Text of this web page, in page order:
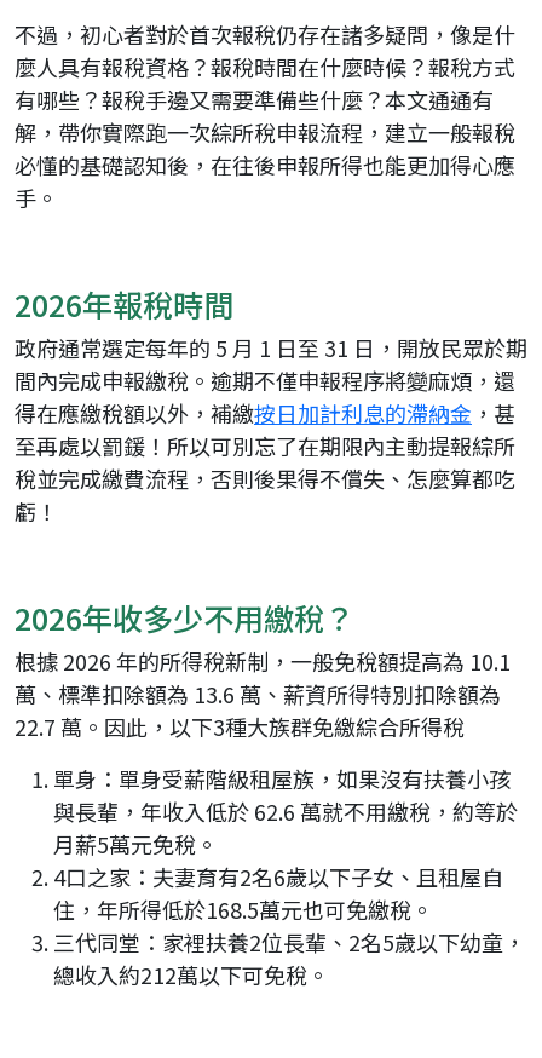
不過，初心者對於首次報稅仍存在諸多疑問，像是什
麼人具有報稅資格？報稅時間在什麼時候？報稅方式
有哪些？報稅手邊又需要準備些什麼？本文通通有
解，帶你實際跑一次綜所稅申報流程，建立一般報稅
必懂的基礎認知後，在往後申報所得也能更加得心應
手。
2026年報稅時間
政府通常選定每年的 5 月 1 日至 31 日，開放民眾於期
間內完成申報繳稅。逾期不僅申報程序將變麻煩，還
得在應繳稅額以外，補繳按日加計利息的滯納金 ，甚
至再處以罰鍰！所以可別忘了在期限內主動提報綜所
稅並完成繳費流程，否則後果得不償失、怎麼算都吃
虧！
2026年收多少不用繳稅？
根據 2026 年的所得稅新制，一般免稅額提高為 10.1
萬、標準扣除額為 13.6 萬、薪資所得特別扣除額為
22.7 萬。因此，以下3種大族群免繳綜合所得稅
單身：單身受薪階級租屋族，如果沒有扶養小孩
與長輩，年收入低於 62.6 萬就不用繳稅，約等於
月薪5萬元免稅。
4口之家：夫妻育有2名6歲以下子女、且租屋自
住，年所得低於168.5萬元也可免繳稅。
三代同堂：家裡扶養2位長輩、2名5歲以下幼童，
總收入約212萬以下可免稅。